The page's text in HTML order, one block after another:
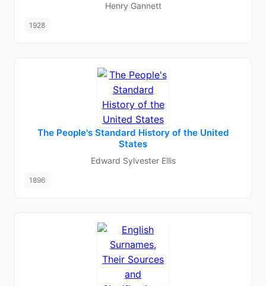
Henry Gannett
1928
The People's Standard History of the United
States
Edward Sylvester Ellis
1896